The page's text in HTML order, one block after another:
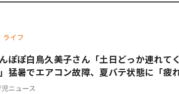
ライフ
ぽぽ白鳥久美子さん「土日どっか連れて
猛暑でエアコン故障、夏バテ状態に「疲
…」
児ニュース